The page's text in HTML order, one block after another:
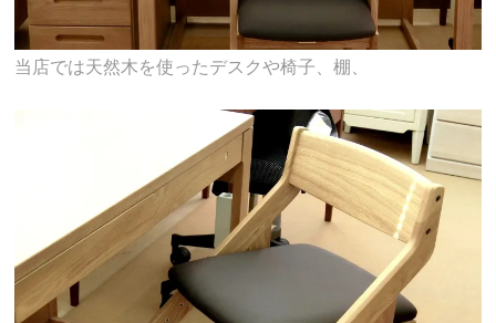
当店では天然木を使ったデスクや椅子、棚、